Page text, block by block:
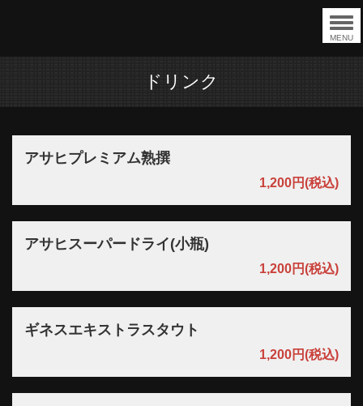
MENU
ドリンク
アサヒプレミアム熟撰
1,200円(税込)
アサヒスーパードライ(小瓶)
1,200円(税込)
ギネスエキストラスタウト
1,200円(税込)